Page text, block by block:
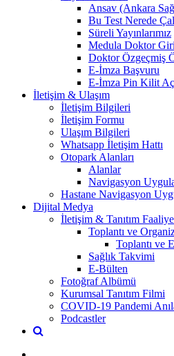
Ansav (Ankara
Bu Test Nerede
Süreli Yayınlarımız
Medula Doktor
Doktor Özgeçmiş
E-İmza Başvuru
E-İmza Pin Kilit
İletişim & Ulaşım
İletişim Bilgileri
İletişim Formu
Ulaşım Bilgileri
Whatsapp İletişim Hattı
Otopark Alanları
Alanlar
Navigasyon
Hastane Navigasyon
Dijital Medya
İletişim & Tanıtım
Toplantı ve
Toplantı ve
Sağlık Takvimi
E-Bülten
Fotoğraf Albümü
Kurumsal Tanıtım Filmi
COVID-19 Pandemi
Podcastler